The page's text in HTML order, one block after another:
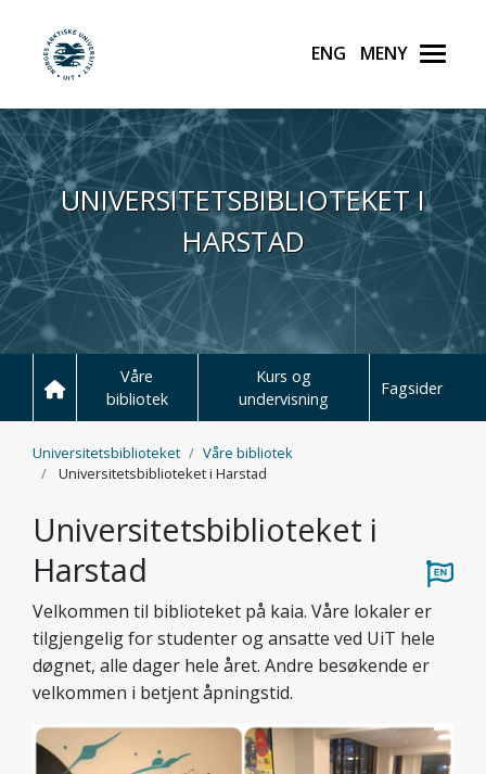
Hopp til hovedinnhold
UiT Norges arktiske
English Meny
UNIVERSITETSBIBLIOTEKET I
HARSTAD
Våre
bibliotek
Kurs og
undervisning
Fagsider
Universitetsbiblioteket
Våre bibliotek
Universitetsbiblioteket i Harstad
Universitetsbiblioteket i
Harstad
Velkommen til biblioteket på kaia. Våre lokaler er
tilgjengelig for studenter og ansatte ved UiT hele
døgnet, alle dager hele året. Andre besøkende er
velkommen i betjent åpningstid.